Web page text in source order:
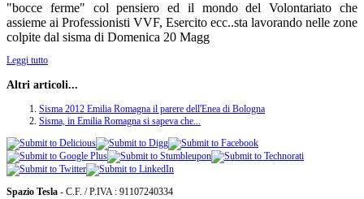
"bocce ferme" col pensiero ed il mondo del Volontariato che
assieme ai Professionisti VVF, Esercito ecc..sta lavorando nelle zone
colpite dal sisma di Domenica 20 Magg
Leggi tutto
Altri articoli...
Sisma 2012 Emilia Romagna il parere dell'Enea di Bologna
Sisma, in Emilia Romagna si sapeva che...
Spazio Tesla - C.F. / P.IVA : 91107240334